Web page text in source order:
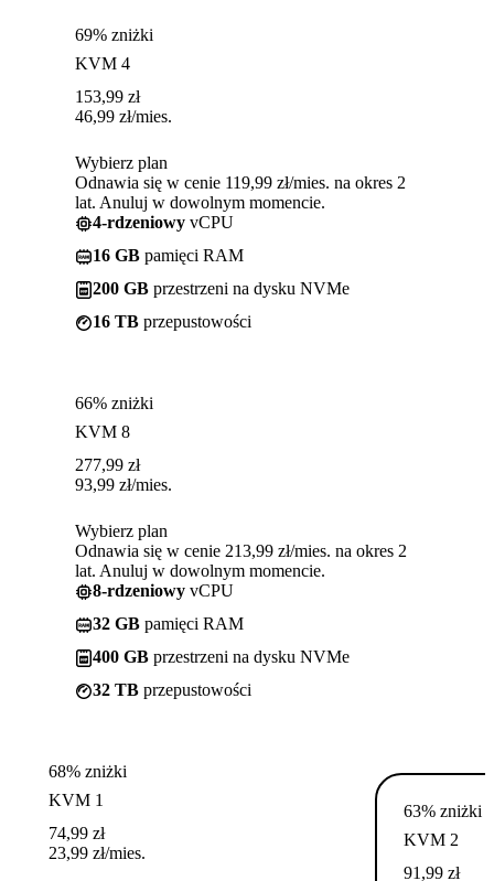
69% zniżki
KVM 4
153,99 zł
46,99 zł/mies.
Wybierz plan
Odnawia się w cenie 119,99 zł/mies. na okres 2
lat. Anuluj w dowolnym momencie.
4-rdzeniowy vCPU
16 GB pamięci RAM
200 GB przestrzeni na dysku NVMe
16 TB przepustowości
66% zniżki
KVM 8
277,99 zł
93,99 zł/mies.
Wybierz plan
Odnawia się w cenie 213,99 zł/mies. na okres 2
lat. Anuluj w dowolnym momencie.
8-rdzeniowy vCPU
32 GB pamięci RAM
400 GB przestrzeni na dysku NVMe
32 TB przepustowości
68% zniżki
KVM 1
74,99 zł
23,99 zł/mies.
63% zniżki
KVM 2
91,99 zł